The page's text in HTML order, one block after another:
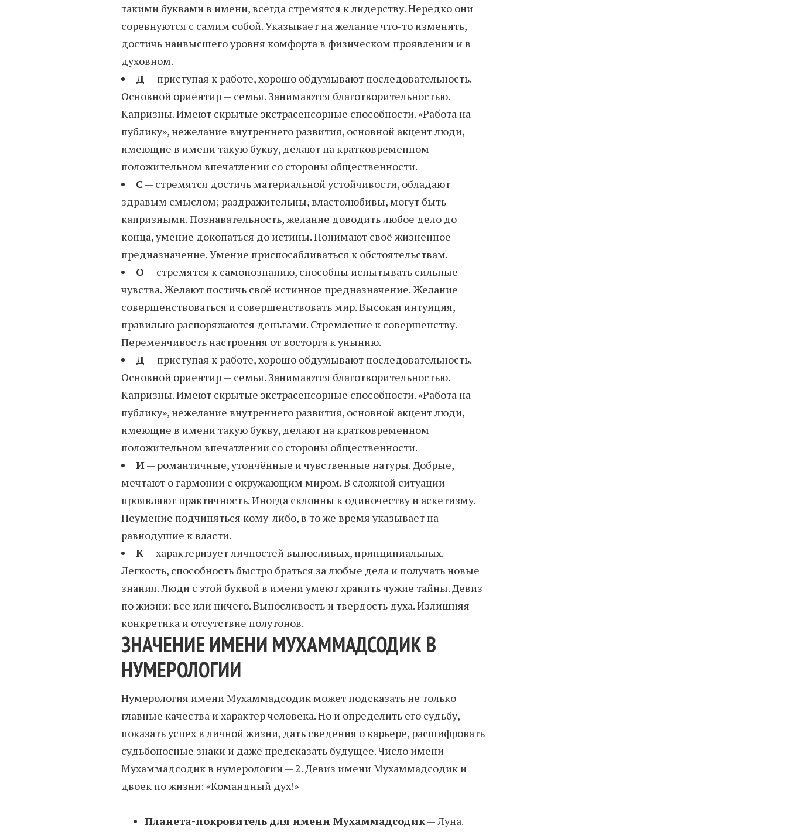
такими буквами в имени, всегда стремятся к лидерству. Нередко они
соревнуются с самим собой. Указывает на желание что-то изменить,
достичь наивысшего уровня комфорта в физическом проявлении и в
духовном.
Д — приступая к работе, хорошо обдумывают последовательность.
Основной ориентир — семья. Занимаются благотворительностью.
Капризны. Имеют скрытые экстрасенсорные способности. «Работа на
публику», нежелание внутреннего развития, основной акцент люди,
имеющие в имени такую букву, делают на кратковременном
положительном впечатлении со стороны общественности.
С — стремятся достичь материальной устойчивости, обладают
здравым смыслом; раздражительны, властолюбивы, могут быть
капризными. Познавательность, желание доводить любое дело до
конца, умение докопаться до истины. Понимают своё жизненное
предназначение. Умение приспосабливаться к обстоятельствам.
О — стремятся к самопознанию, способны испытывать сильные
чувства. Желают постичь своё истинное предназначение. Желание
совершенствоваться и совершенствовать мир. Высокая интуиция,
правильно распоряжаются деньгами. Стремление к совершенству.
Переменчивость настроения от восторга к унынию.
Д — приступая к работе, хорошо обдумывают последовательность.
Основной ориентир — семья. Занимаются благотворительностью.
Капризны. Имеют скрытые экстрасенсорные способности. «Работа на
публику», нежелание внутреннего развития, основной акцент люди,
имеющие в имени такую букву, делают на кратковременном
положительном впечатлении со стороны общественности.
И— романтичные, утончённые и чувственные натуры. Добрые,
мечтают о гармонии с окружающим миром. В сложной ситуации
проявляют практичность. Иногда склонны к одиночеству и аскетизму.
Неумение подчиняться кому-либо, в то же время указывает на
равнодушие к власти.
К— характеризует личностей выносливых, принципиальных.
Легкость, способность быстро браться за любые дела и получать новые
знания. Люди с этой буквой в имени умеют хранить чужие тайны. Девиз
по жизни: все или ничего. Выносливость и твердость духа. Излишняя
конкретика и отсутствие полутонов.
ЗНАЧЕНИЕ ИМЕНИ МУХАММАДСОДИК В
НУМЕРОЛОГИИ
Нумерология имени Мухаммадсодик может подсказать не только
главные качества и характер человека. Но и определить его судьбу,
показать успех в личной жизни, дать сведения о карьере, расшифровать
судьбоносные знаки и даже предсказать будущее. Число имени
Мухаммадсодик в нумерологии — 2. Девиз имени Мухаммадсодик и
двоек по жизни: «Командный дух!»
Планета-покровитель для имени Мухаммадсодик— Луна.